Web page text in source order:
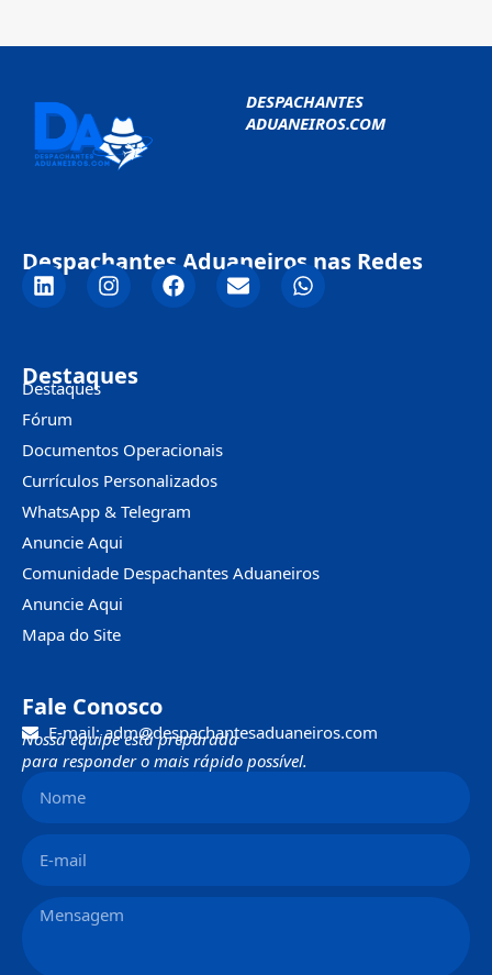
DESPACHANTES
ADUANEIROS.COM
Despachantes Aduaneiros nas Redes
Destaques
Destaques
Fórum
Documentos Operacionais
Currículos Personalizados
WhatsApp & Telegram
Anuncie Aqui
Comunidade Despachantes Aduaneiros
Anuncie Aqui
Mapa do Site
Fale Conosco
E-mail: adm@despachantesaduaneiros.com
Nossa equipe está preparada
para responder o mais rápido possível.